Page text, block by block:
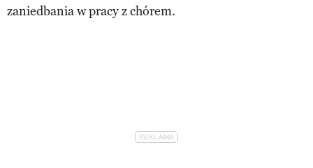
zaniedbania w pracy z chórem.